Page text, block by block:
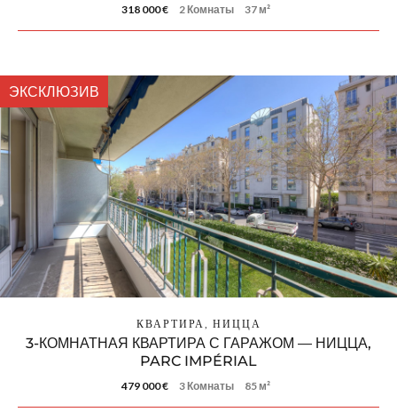
318 000 € 2 Комнаты 37 м²
КВАРТИРА, НИЦЦА
3-КОМНАТНАЯ КВАРТИРА С ГАРАЖОМ — НИЦЦА,
PARC IMPÉRIAL
479 000 € 3 Комнаты 85 м²
ЭКСКЛЮЗИВ